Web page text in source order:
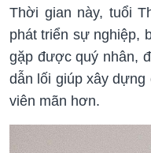
Thời gian này, tuổi
phát triển sự nghiệp,
gặp được quý nhân,
dẫn lối giúp xây
viên mãn hơn.